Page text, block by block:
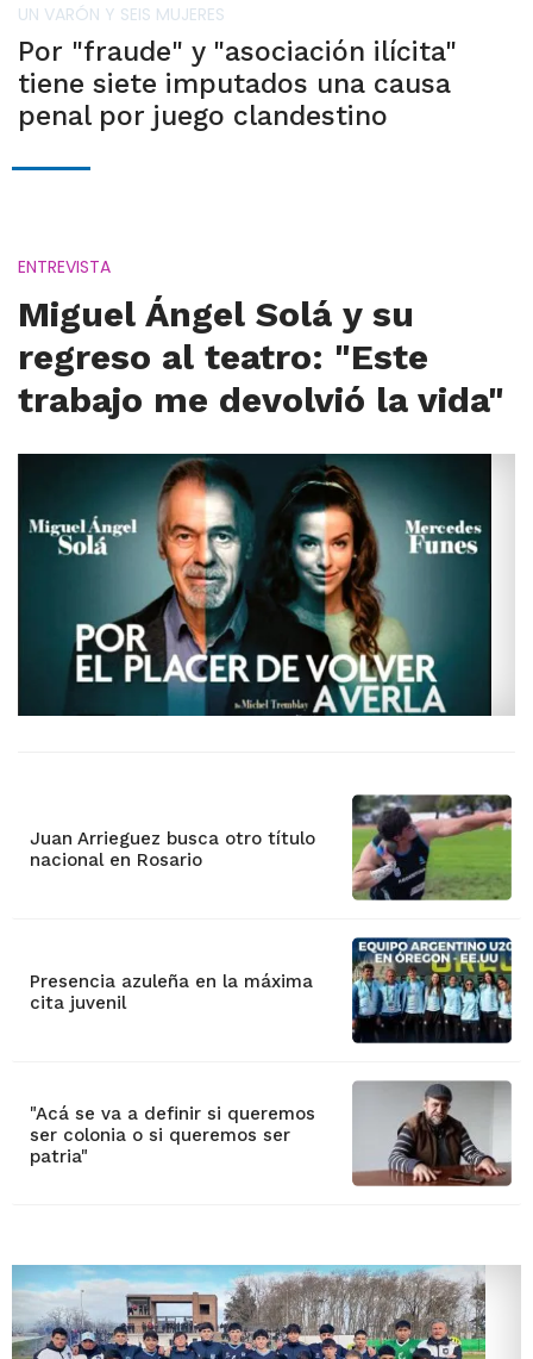
UN VARÓN Y SEIS MUJERES
Por "fraude" y "asociación ilícita"
tiene siete imputados una causa
penal por juego clandestino
ENTREVISTA
Miguel Ángel Solá y su
regreso al teatro: "Este
trabajo me devolvió la vida"
Juan Arrieguez busca otro título
nacional en Rosario
Presencia azuleña en la máxima
cita juvenil
"Acá se va a definir si queremos
ser colonia o si queremos ser
patria"